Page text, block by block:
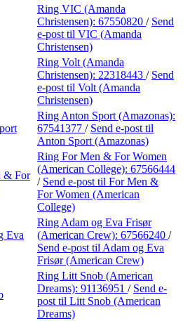
Ring VIC (Amanda
Christensen): 67550820 / Send
e-post til VIC (Amanda
Christensen)
Ring Volt (Amanda
Christensen): 22318443 / Send
e-post til Volt (Amanda
Christensen)
Ring Anton Sport (Amazonas):
67541377 / Send e-post til
Anton Sport (Amazonas)
& For
Ring For Men & For Women
(American College): 67566444
/ Send e-post til For Men &
For Women (American
College)
Eva
Ring Adam og Eva Frisør
(American Crew): 67566240 /
Send e-post til Adam og Eva
Frisør (American Crew)
Ring Litt Snob (American
Dreams): 91136951 / Send e-
post til Litt Snob (American
Dreams)